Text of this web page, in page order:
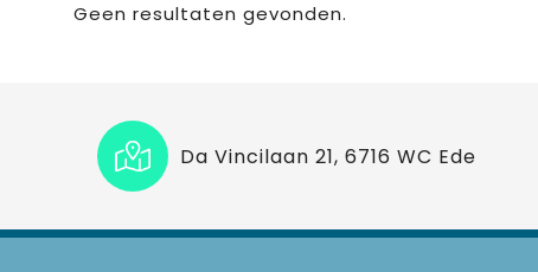
Geen resultaten gevonden.
Da Vincilaan 21, 6716 WC Ede